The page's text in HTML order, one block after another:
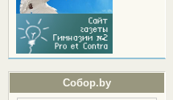
Собор.by